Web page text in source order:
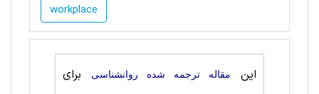
workplace
این مقاله ترجمه شده روانشناسی
برای